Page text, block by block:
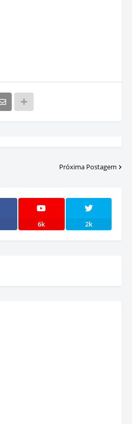
Próxima Postagem
6k 2k